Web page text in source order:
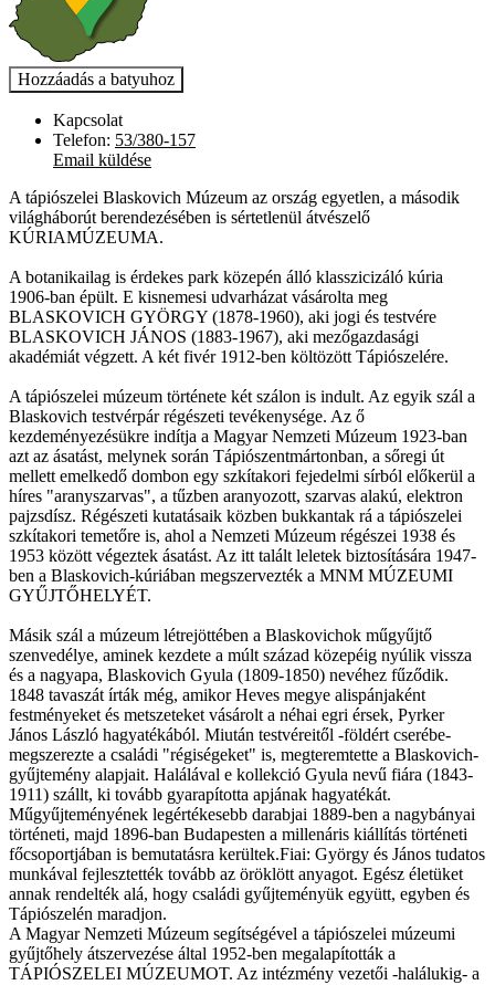
Kapcsolat
Telefon: 53/380-157
Email küldése
A tápiószelei Blaskovich Múzeum az ország egyetlen, a második
világháborút berendezésében is sértetlenül átvészelő
KÚRIAMÚZEUMA.
A botanikailag is érdekes park közepén álló klasszicizáló kúria
1906-ban épült. E kisnemesi udvarházat vásárolta meg
BLASKOVICH GYÖRGY (1878-1960), aki jogi és testvére
BLASKOVICH JÁNOS (1883-1967), aki mezőgazdasági
akadémiát végzett. A két fivér 1912-ben költözött Tápiószelére.
A tápiószelei múzeum története két szálon is indult. Az egyik szál a
Blaskovich testvérpár régészeti tevékenysége. Az ő
kezdeményezésükre indítja a Magyar Nemzeti Múzeum 1923-ban
azt az ásatást, melynek során Tápiószentmártonban, a sőregi út
mellett emelkedő dombon egy szkítakori fejedelmi sírból előkerül a
híres "aranyszarvas", a tűzben aranyozott, szarvas alakú, elektron
pajzsdísz. Régészeti kutatásaik közben bukkantak rá a tápiószelei
szkítakori temetőre is, ahol a Nemzeti Múzeum régészei 1938 és
1953 között végeztek ásatást. Az itt talált leletek biztosítására 1947-
ben a Blaskovich-kúriában megszervezték a MNM MÚZEUMI
GYŰJTŐHELYÉT.
Másik szál a múzeum létrejöttében a Blaskovichok műgyűjtő
szenvedélye, aminek kezdete a múlt század közepéig nyúlik vissza
és a nagyapa, Blaskovich Gyula (1809-1850) nevéhez fűződik.
1848 tavaszát írták még, amikor Heves megye alispánjaként
festményeket és metszeteket vásárolt a néhai egri érsek, Pyrker
János László hagyatékából. Miután testvéreitől -földért cserébe-
megszerezte a családi "régiségeket" is, megteremtette a Blaskovich-
gyűjtemény alapjait. Halálával e kollekció Gyula nevű fiára (1843-
1911) szállt, ki tovább gyarapította apjának hagyatékát.
Műgyűjteményének legértékesebb darabjai 1889-ben a nagybányai
történeti, majd 1896-ban Budapesten a millenáris kiállítás történeti
főcsoportjában is bemutatásra kerültek.Fiai: György és János tudatos
munkával fejlesztették tovább az öröklött anyagot. Egész életüket
annak rendelték alá, hogy családi gyűjteményük együtt, egyben és
Tápiószelén maradjon.
A Magyar Nemzeti Múzeum segítségével a tápiószelei múzeumi
gyűjtőhely átszervezése által 1952-ben megalapították a
TÁPIÓSZELEI MÚZEUMOT. Az intézmény vezetői -halálukig- a